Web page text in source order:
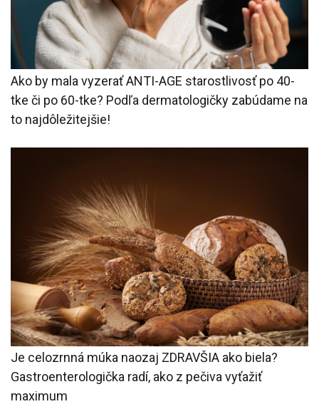
Ako by mala vyzerať ANTI-AGE starostlivosť po 40-
tke či po 60-tke? Podľa dermatologičky zabúdame na
to najdôležitejšie!
Je celozrnná múka naozaj ZDRAVŠIA ako biela?
Gastroenterologička radí, ako z pečiva vyťažiť
maximum